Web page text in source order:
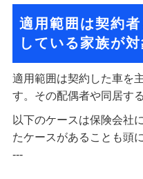
適用範囲は契約
している家族が対
適用範囲は契約した車を
す。その配偶者や同居す
以下のケースは保険会社
たケースがあることも頭
---